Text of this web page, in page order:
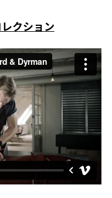
クション